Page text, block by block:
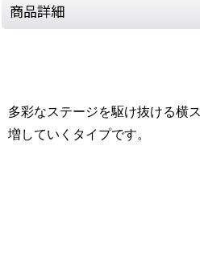
商品詳細
多彩なステージを駆け抜ける横
増していくタイプです。